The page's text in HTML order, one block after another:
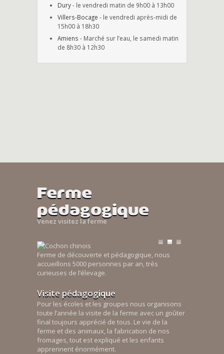
Dury- le vendredi matin de 9h00 à 13h00
Villers-Bocage - le vendredi après-midi de
15h00 à 18h30
Amiens - Marché sur l’eau, le samedi matin
de 8h30 à 12h30
Ferme
pédagogique
Venez visitez la ferme
Ferme de découverte et pédagogique, nous
accueillons 5000 personnes par an, trés
curieuses de l’élevage.
Visite pédagogique
Pour les écoles et les groupes nous organisons
toute l’année la visite de la ferme avec un goûter
final toujours apprécié de tous. Le vie de la
ferme et des animaux, la fabrication de nos
fromages, tout est expliqué et les enfants
apprennent énormément.